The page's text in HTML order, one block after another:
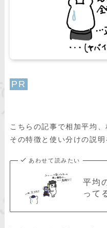
PR
こちらの記事で相加平均
その特徴と使い分けの説明
あわせて読みたい
平均
って